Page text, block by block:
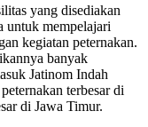
yang disediakan
untuk mempelajari
kegiatan peternakan.
banyak
Jatinom Indah
terbesar di
di Jawa Timur.